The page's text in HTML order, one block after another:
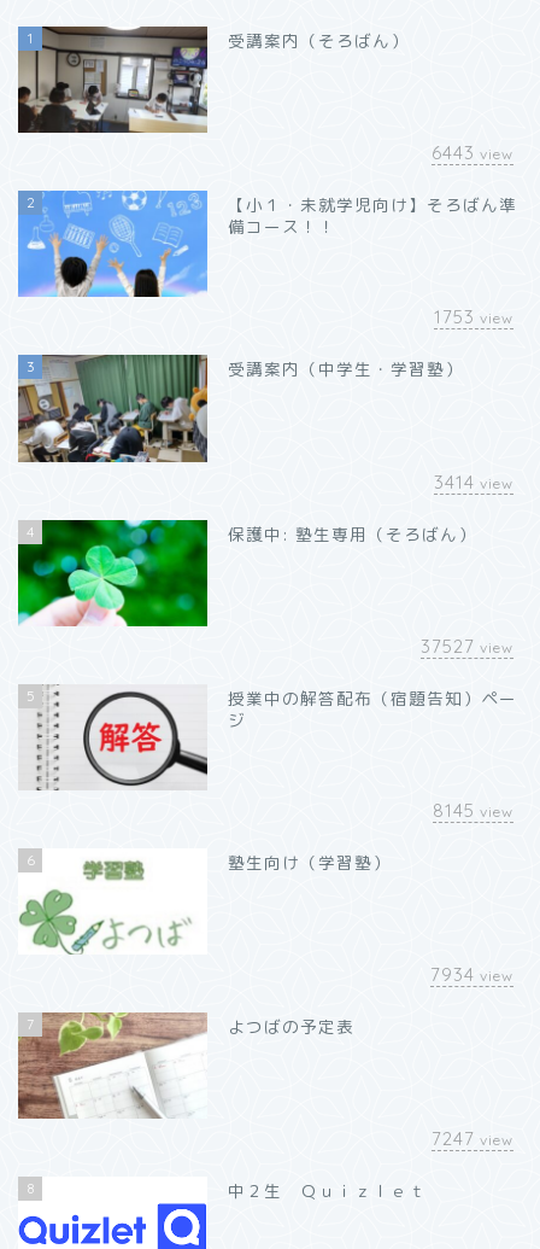
1 受講案内（そろばん）
6443 view
2
【小１・未就学児向け】そろばん準
備コース！！
1753 view
3 受講案内（中学生・学習塾）
3414 view
4 保護中: 塾生専用（そろばん）
37527 view
5
授業中の解答配布（宿題告知）ペー
ジ
8145 view
6 塾生向け（学習塾）
7934 view
7 よつばの予定表
7247 view
8 中２生 Ｑｕｉｚｌｅｔ